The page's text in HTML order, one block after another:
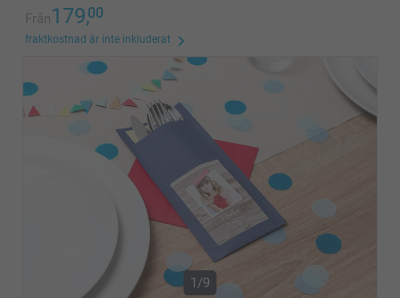
Från179,00
fraktkostnad är inte inkluderat
1/9